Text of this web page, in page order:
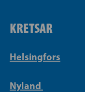
KRETSAR
Helsingfors
Nyland